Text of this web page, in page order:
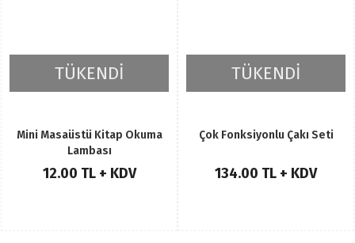
TÜKENDİ
Mini Masaüstü Kitap Okuma
Lambası
12.00 TL + KDV
TÜKENDİ
Çok Fonksiyonlu Çakı Seti
134.00 TL + KDV